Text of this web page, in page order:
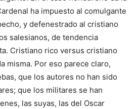
ha impuesto al comulgante
y defenestrado al cris­tiano
salesianos, de tendencia
Cris­tiano rico versus cristiano
misma. Por eso parece claro,
que los autores no han sido
que los militares se han
las suyas, las del Oscar